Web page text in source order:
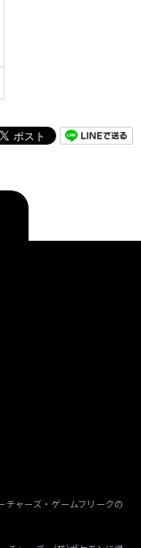
チャーズ・ゲームフリークの